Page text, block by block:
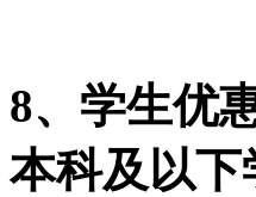
8、学生优
本科及以